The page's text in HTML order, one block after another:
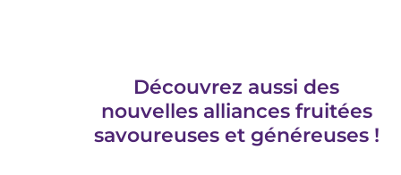
Découvrez aussi des
nouvelles alliances fruitées
savoureuses et généreuses !